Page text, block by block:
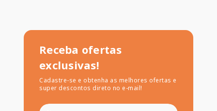
Receba ofertas
exclusivas!
Cadastre-se e obtenha as melhores ofertas e
super descontos direto no e-mail!